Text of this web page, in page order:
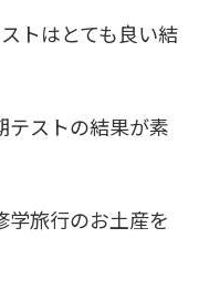
トはとても良い結
テストの結果が素
学旅行のお土産を